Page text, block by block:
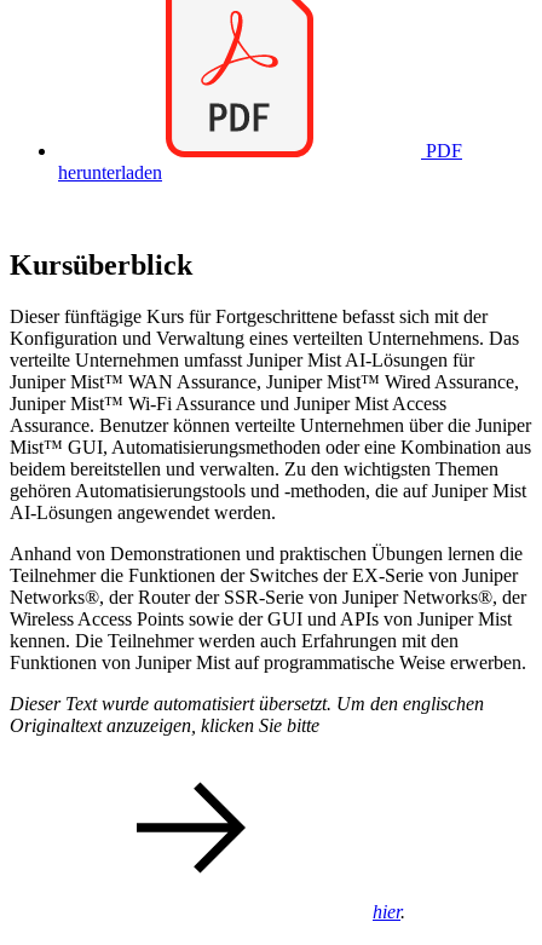
PDF
herunterladen
Kursüberblick
Dieser fünftägige Kurs für Fortgeschrittene befasst sich mit der
Konfiguration und Verwaltung eines verteilten Unternehmens. Das
verteilte Unternehmen umfasst Juniper Mist AI-Lösungen für
Juniper Mist™ WAN Assurance, Juniper Mist™ Wired Assurance,
Juniper Mist™ Wi-Fi Assurance und Juniper Mist Access
Assurance. Benutzer können verteilte Unternehmen über die Juniper
Mist™ GUI, Automatisierungsmethoden oder eine Kombination aus
beidem bereitstellen und verwalten. Zu den wichtigsten Themen
gehören Automatisierungstools und -methoden, die auf Juniper Mist
AI-Lösungen angewendet werden.
Anhand von Demonstrationen und praktischen Übungen lernen die
Teilnehmer die Funktionen der Switches der EX-Serie von Juniper
Networks®, der Router der SSR-Serie von Juniper Networks®, der
Wireless Access Points sowie der GUI und APIs von Juniper Mist
kennen. Die Teilnehmer werden auch Erfahrungen mit den
Funktionen von Juniper Mist auf programmatische Weise erwerben.
Dieser Text wurde automatisiert übersetzt. Um den englischen
Originaltext anzuzeigen, klicken Sie bitte
hier.